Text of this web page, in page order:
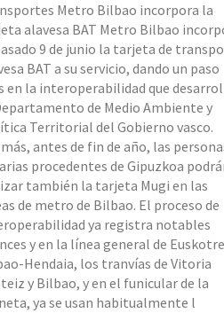
Metro Bilbao incorpora la
alavesa BAT Metro Bilbao
9 de junio la tarjeta de
BAT a su servicio, dando un paso
en la interoperabilidad que
de Medio Ambiente y
Territorial del Gobierno vasco.
antes de fin de año, las
procedentes de Gipuzkoa
también la tarjeta Mugi en las
de metro de Bilbao. El proceso de
ya registra notables
y en la línea general de
Hendaia, los tranvías de Vitoria
y Bilbao, y en el funicular de la
ya se usan habitualmente l